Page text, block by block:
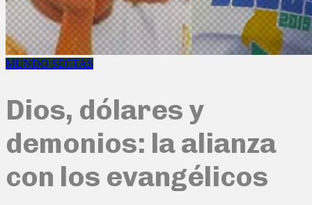
MUNDO SECTAS
Dios, dólares y
demonios: la alianza
con los evangélicos